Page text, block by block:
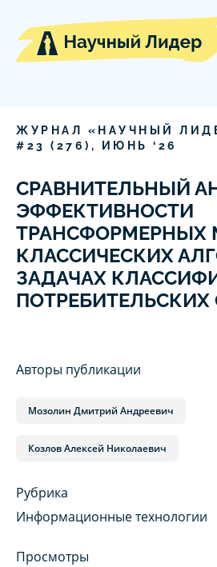
ЖУРНАЛ «НАУЧНЫЙ
# 23 ( 276 ), ИЮНЬ ‘ 26
СРАВНИТЕЛЬНЫЙ
ЭФФЕКТИВНОСТИ
ТРАНСФОРМЕРНЫХ
КЛАССИЧЕСКИХ
ЗАДАЧАХ
Авторы публикации
Мозолин Дмитрий Андреевич
Козлов Алексей Николаевич
Рубрика
Информационные технологии
Просмотры